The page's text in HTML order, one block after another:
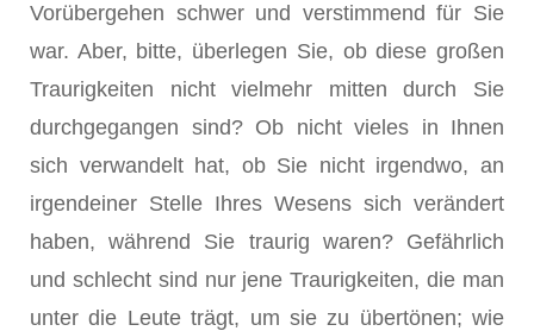
Vorübergehen schwer und verstimmend für Sie
war. Aber, bitte, überlegen Sie, ob diese großen
Traurigkeiten nicht vielmehr mitten durch Sie
durchgegangen sind? Ob nicht vieles in Ihnen
sich verwandelt hat, ob Sie nicht irgendwo, an
irgendeiner Stelle Ihres Wesens sich verändert
haben, während Sie traurig waren? Gefährlich
und schlecht sind nur jene Traurigkeiten, die man
unter die Leute trägt, um sie zu übertönen; wie